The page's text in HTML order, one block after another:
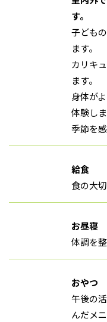
す。
子ども
ます。
カリキ
ます。
身体が
体験しま
季節を
給食
食の大
お昼寝
体調を
おやつ
午後の
んだメ